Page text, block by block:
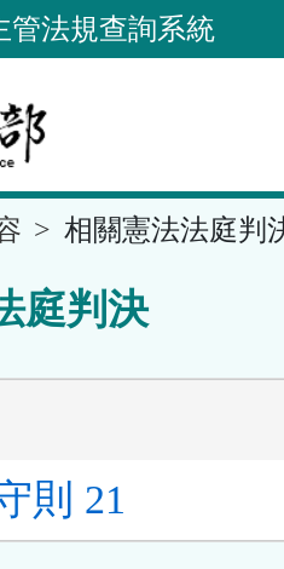
管法規查詢系統
相關憲法法庭判
庭判決
則 21